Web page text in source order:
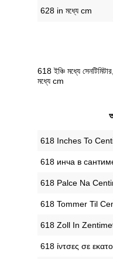
628 in মধ্যে cm
618 ইঞ্চি মধ্যে
মধ্যে cm
‎618 Inches To
‎618 инча в
‎618 Palce Na
‎618 Tommer Til
‎618 Zoll In
‎618 ίντσες σε